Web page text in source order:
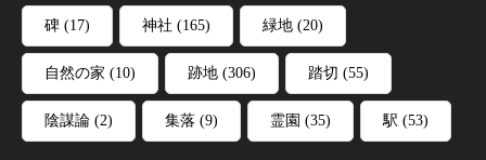
碑 (17) 神社 (165) 緑地 (20)
自然の家 (10) 跡地 (306) 踏切 (55)
陰謀論 (2) 集落 (9) 霊園 (35) 駅 (53)